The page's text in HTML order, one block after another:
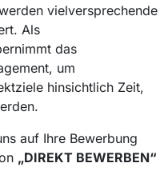
vielversprechende
Als
das
um
hinsichtlich Zeit,
auf Ihre Bewerbung
„DIREKT BEWERBEN“